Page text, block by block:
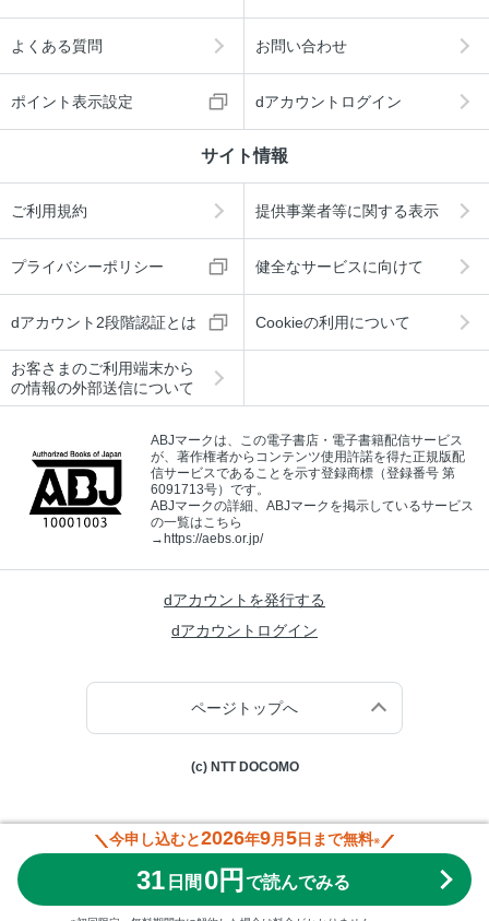
よくある質問 お問い合わせ
ポイント表示設定 dアカウントログイン
サイト情報
ご利用規約 提供事業者等に関する表示
プライバシーポリシー 健全なサービスに向けて
dアカウント2段階認証とは Cookieの利用について
お客さまのご利用端末から
の情報の外部送信について
ABJマークは、この電子書店・電子書籍配信サービス
が、著作権者からコンテンツ使用許諾を得た正規版配
信サービスであることを示す登録商標（登録番号 第
6091713号）です。
ABJマークの詳細、ABJマークを掲示しているサービス
の一覧はこちら
→https://aebs.or.jp/
dアカウントを発行する
dアカウントログイン
ページトップへ
(c) NTT DOCOMO
今申し込むと2026年9月 5日まで無料※
31 日間 0円 で読んでみる